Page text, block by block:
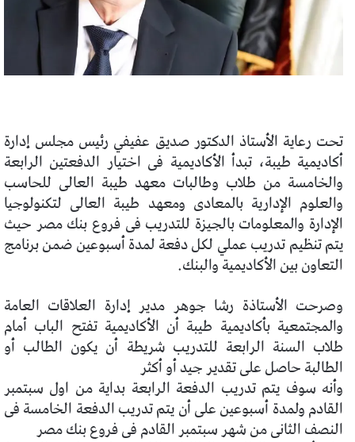
تحت رعاية الأستاذ الدكتور صديق عفيفي رئيس مجلس إدارة
أكاديمية طيبة، تبدأ الأكاديمية فى اختيار الدفعتين الرابعة
والخامسة من طلاب وطالبات معهد طيبة العالى للحاسب
والعلوم الإدارية بالمعادى ومعهد طيبة العالى لتكنولوجيا
الإدارة والمعلومات بالجيزة للتدريب فى فروع بنك مصر حيث
يتم تنظيم تدريب عملي لكل دفعة لمدة أسبوعين ضمن برنامج
التعاون بين الأكاديمية والبنك.
وصرحت الأستاذة رشا جوهر مدير إدارة العلاقات العامة
والمجتمعية بأكاديمية طيبة أن الأكاديمية تفتح الباب أمام
طلاب السنة الرابعة للتدريب شريطة أن يكون الطالب أو
الطالبة حاصل على تقدير جيد أو أكثر
وأنه سوف يتم تدريب الدفعة الرابعة بداية من اول سبتمبر
القادم ولمدة أسبوعين على أن يتم تدريب الدفعة الخامسة فى
النصف الثانى من شهر سبتمبر القادم فى فروع بنك مصر